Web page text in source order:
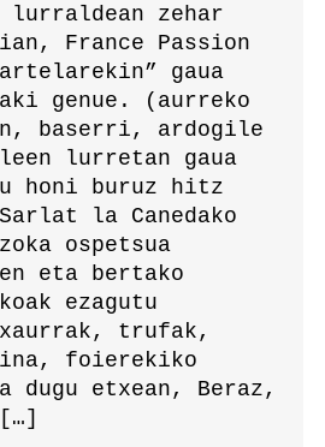
lurraldean zehar
France Passion
gaua
genue. (aurreko
baserri, ardogile
lurretan gaua
honi buruz hitz
la Canedako
ospetsua
eta bertako
ezagutu
trufak,
foierekiko
dugu etxean, Beraz,